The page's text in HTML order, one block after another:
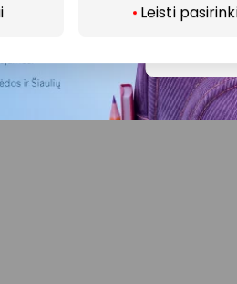
Leisti
dviračių stovai, kuriuose
g. pusės.